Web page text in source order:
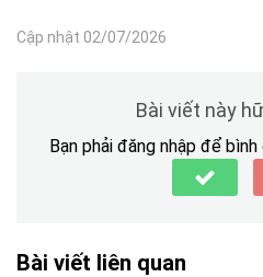
Cập nhật 02/07/2026
Bài viết này
Bạn phải đăng nhập để bình
Bài viết liên quan